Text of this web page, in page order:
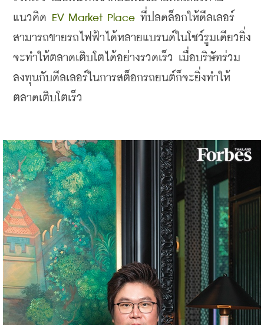
แนวคิด
EV Market Place ที่ปลดล็อกให้ดีลเลอร์
สามารถขายรถไฟฟ้าได้หลายแบรนด์ในโชว์รูมเดียวยิ่ง
จะทำให้ตลาดเติบโตได้อย่างรวดเร็ว เมื่อบริษัทร่วม
ลงทุนกับดีลเลอร์ในการสต็อกรถยนต์ก็จะยิ่งทำให้
ตลาดเติบโตเร็ว